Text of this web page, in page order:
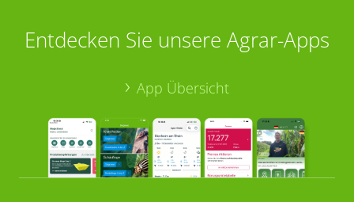
Entdecken Sie unsere Agrar-Apps
App Übersicht